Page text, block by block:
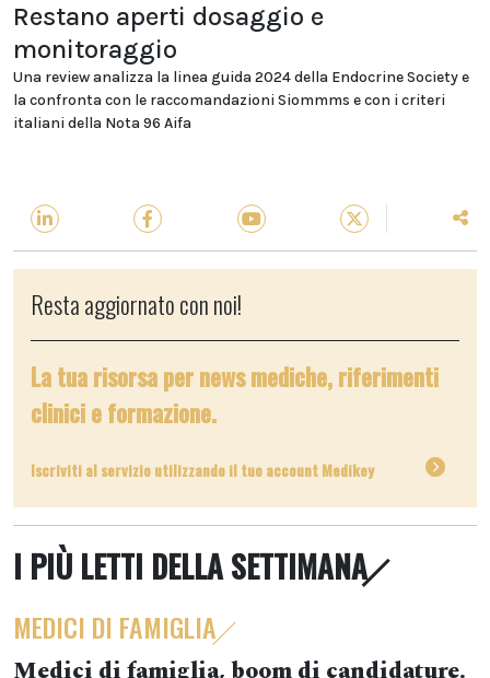
Restano aperti dosaggio e
monitoraggio
Una review analizza la linea guida 2024 della Endocrine Society e
la confronta con le raccomandazioni Siommms e con i criteri
italiani della Nota 96 Aifa
Resta aggiornato con noi!
La tua risorsa per news mediche, riferimenti
clinici e formazione.
Iscriviti al servizio utilizzando il tuo account Medikey
I PIÙ LETTI DELLA SETTIMANA
MEDICI DI FAMIGLIA